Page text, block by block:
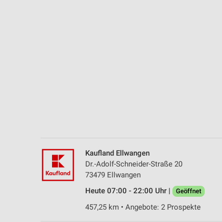
Kaufland Ellwangen
Dr.-Adolf-Schneider-Straße 20
73479 Ellwangen
Heute 07:00 - 22:00 Uhr |
Geöffnet
457,25 km • Angebote: 2 Prospekte
Performance